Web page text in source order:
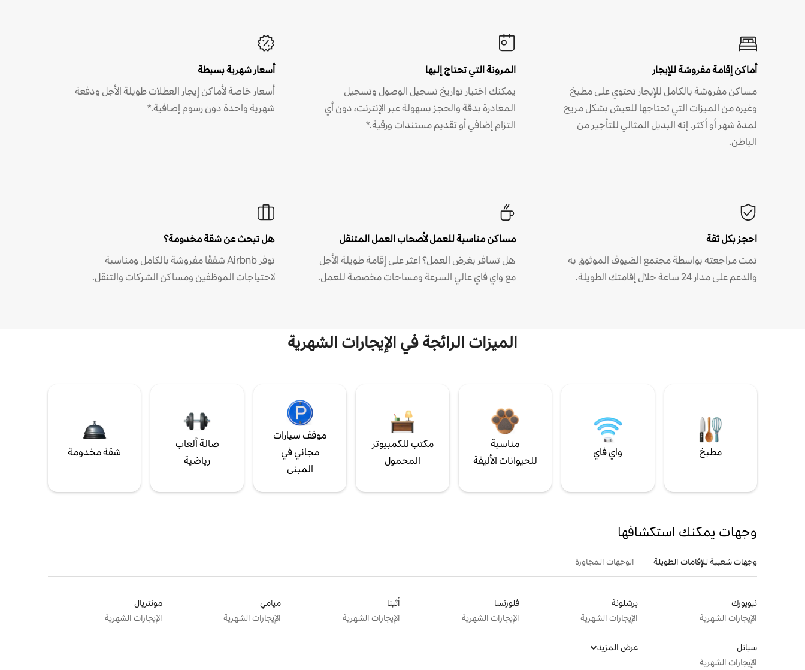
أماكن إقامة مفروشة للإيجار
مساكن مفروشة بالكامل للإيجار تحتوي على مطبخ
وغيره من الميزات التي تحتاجها للعيش بشكل مريح
لمدة شهر أو أكثر. إنه البديل المثالي للتأجير من
الباطن.
المرونة التي تحتاج إليها
يمكنك اختيار تواريخ تسجيل الوصول وتسجيل
المغادرة بدقة والحجز بسهولة عبر الإنترنت، دون أي
التزام إضافي أو تقديم مستندات ورقية.*
أسعار شهرية بسيطة
أسعار خاصة لأماكن إيجار العطلات طويلة الأجل ودفعة
شهرية واحدة دون رسوم إضافية.*
احجز بكل ثقة
تمت مراجعته بواسطة مجتمع الضيوف الموثوق به
والدعم على مدار 24 ساعة خلال إقامتك الطويلة.
مساكن مناسبة للعمل لأصحاب العمل المتنقل
هل تسافر بغرض العمل؟ اعثر على إقامة طويلة الأجل
مع واي فاي عالي السرعة ومساحات مخصصة للعمل.
هل تبحث عن شقة مخدومة؟
توفر Airbnb شققًا مفروشة بالكامل ومناسبة
لاحتياجات الموظفين ومساكن الشركات والتنقل.
الميزات الرائجة في الإيجارات الشهرية
مطبخ واي فاي
مناسبة
للحيوانات الأليفة
مكتب للكمبيوتر
المحمول
موقف سيارات
مجاني في
المبنى
صالة ألعاب
رياضية
شقة مخدومة
وجهات يمكنك استكشافها
وجهات شعبية للإقامات الطويلة الوجهات المجاورة
نيويورك
الإيجارات الشهرية
برشلونة
الإيجارات الشهرية
فلورنسا
الإيجارات الشهرية
أثينا
الإيجارات الشهرية
ميامي
الإيجارات الشهرية
مونتريال
الإيجارات الشهرية
سياتل
الإيجارات الشهرية
عرض المزيد